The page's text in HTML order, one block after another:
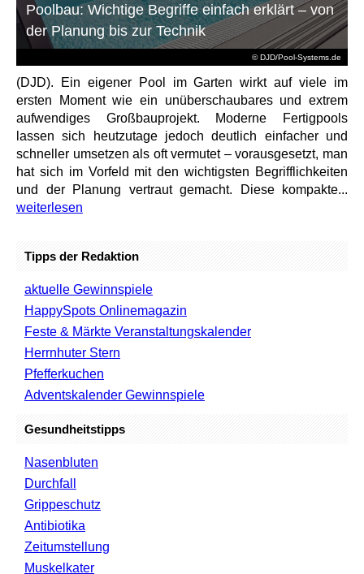
© DJD/Pool-Systems.de
Poolbau: Wichtige Begriffe einfach erklärt – von
der Planung bis zur Technik
(DJD). Ein eigener Pool im Garten wirkt auf viele im
ersten Moment wie ein unüberschaubares und extrem
aufwendiges Großbauprojekt. Moderne Fertigpools
lassen sich heutzutage jedoch deutlich einfacher und
schneller umsetzen als oft vermutet – vorausgesetzt, man
hat sich im Vorfeld mit den wichtigsten Begrifflichkeiten
und der Planung vertraut gemacht. Diese kompakte...
weiterlesen
Tipps der Redaktion
aktuelle Gewinnspiele
HappySpots Onlinemagazin
Feste & Märkte Veranstaltungskalender
Herrnhuter Stern
Pfefferkuchen
Adventskalender Gewinnspiele
Gesundheitstipps
Nasenbluten
Durchfall
Grippeschutz
Antibiotika
Zeitumstellung
Muskelkater